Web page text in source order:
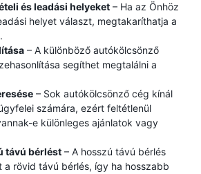
és leadási helyeket – Ha az Önhöz
helyet választ, megtakaríthatja a
– A különböző autókölcsönző
segíthet megtalálni a
– Sok autókölcsönző cég kínál
számára, ezért feltétlenül
e különleges ajánlatok vagy
távú bérlést – A hosszú távú bérlés
a rövid távú bérlés, így ha hosszabb